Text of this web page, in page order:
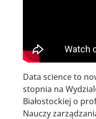
Data science to
stopnia na
Białostockiej o
Nauczy